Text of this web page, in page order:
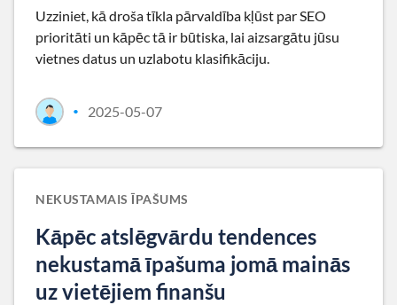
Uzziniet, kā droša tīkla pārvaldība kļūst par SEO
prioritāti un kāpēc tā ir būtiska, lai aizsargātu jūsu
vietnes datus un uzlabotu klasifikāciju.
• 2025-05-07
NEKUSTAMAIS ĪPAŠUMS
Kāpēc atslēgvārdu tendences
nekustamā īpašuma jomā mainās
uz vietējiem finanšu